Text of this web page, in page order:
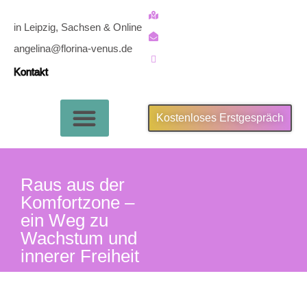
in Leipzig, Sachsen & Online
angelina@florina-venus.de
Kontakt
Kostenloses Erstgespräch
Raus aus der
Komfortzone –
ein Weg zu
Wachstum und
innerer Freiheit